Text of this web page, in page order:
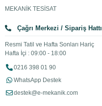
MEKANİK TESİSAT
Çağrı Merkezi / Sipariş Hattı
Resmi Tatil ve Hafta Sonları Hariç
Hafta İçi : 09:00 - 18:00
0216 398 01 90
WhatsApp Destek
destek@e-mekanik.com